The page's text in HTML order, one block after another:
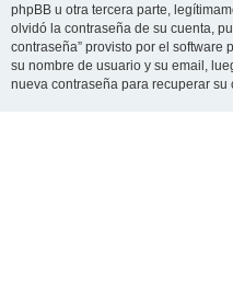
phpBB u otra tercera parte,
olvidó la contraseña de su cuenta,
contraseña” provisto por el software
su nombre de usuario y su email,
nueva contraseña para recuperar su